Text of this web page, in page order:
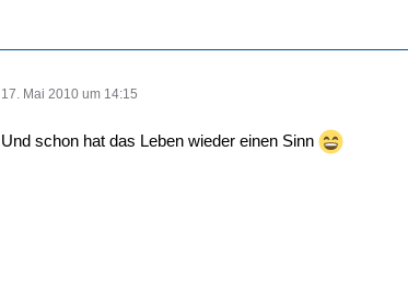
17. Mai 2010 um 14:15
Und schon hat das Leben wieder einen Sinn